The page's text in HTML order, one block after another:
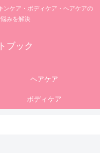
ンケア・ボディケア・ヘアケアの
みを解決
ブック
ヘアケア
ボディケア